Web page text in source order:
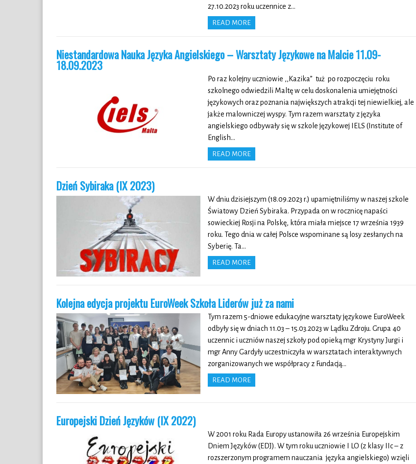
27.10.2023 roku uczennice z…
READ MORE
Niestandardowa Nauka Języka Angielskiego – Warsztaty Językowe na Malcie 11.09-
18.09.2023
Po raz kolejny uczniowie ,,Kazika” tuż po rozpoczęciu roku
szkolnego odwiedzili Maltę w celu doskonalenia umiejętności
językowych oraz poznania największych atrakcji tej niewielkiej, ale
jakże malowniczej wyspy. Tym razem warsztaty z języka
angielskiego odbywały się w szkole językowej IELS (Institute of
English…
READ MORE
Dzień Sybiraka (IX 2023)
W dniu dzisiejszym (18.09.2023 r.) upamiętniliśmy w naszej szkole
Światowy Dzień Sybiraka. Przypada on w rocznicę napaści
sowieckiej Rosji na Polskę, która miała miejsce 17 września 1939
roku. Tego dnia w całej Polsce wspominane są losy zesłanych na
Syberię. Ta…
READ MORE
Kolejna edycja projektu EuroWeek Szkoła Liderów już za nami
Tym razem 5-dniowe edukacyjne warsztaty językowe EuroWeek
odbyły się w dniach 11.03 – 15.03.2023 w Lądku Zdroju. Grupa 40
uczennic i uczniów naszej szkoły pod opieką mgr Krystyny Jurgi i
mgr Anny Gardyły uczestniczyła w warsztatach interaktywnych
zorganizowanych we współpracy z Fundacją…
READ MORE
Europejski Dzień Języków (IX 2022)
W 2001 roku Rada Europy ustanowiła 26 września Europejskim
Dniem Języków (EDJ). W tym roku uczniowie I LO (z klasy IIc – z
rozszerzonym programem nauczania języka angielskiego) wzięli